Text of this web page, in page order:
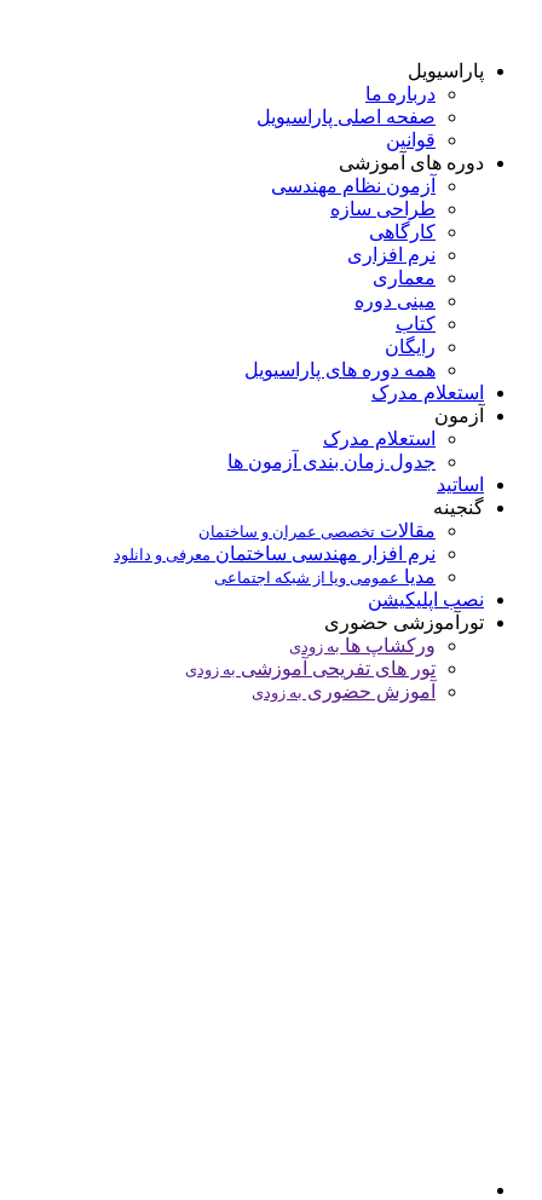
پاراسیویل
درباره ما
صفحه اصلی پاراسیویل
قوانین
دوره های آموزشی
آزمون نظام مهندسی
طراحی سازه
کارگاهی
نرم افزاری
معماری
مینی دوره
کتاب
رایگان
همه دوره‌ های پاراسیویل
استعلام مدرک
آزمون
استعلام مدرک
جدول زمان بندی آزمون ها
اساتید
گنجینه
مقالات تخصصی عمران و ساختمان
نرم افزار مهندسی ساختمان معرفی و دانلود
مدیا عمومی ویا از شبکه اجتماعی
نصب اپلیکیشن
تورآموزشی حضوری
ورکشاپ ها به زودی
تور های تفریحی آموزشی به زودی
آموزش حضوری به زودی